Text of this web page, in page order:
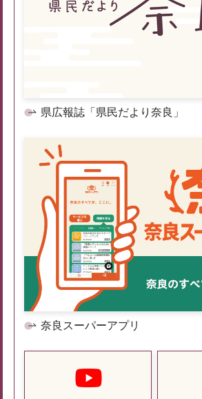
県広報誌「県民だより奈良」
奈良スーパーアプリ